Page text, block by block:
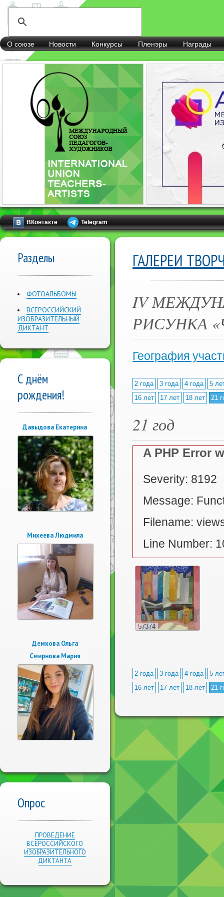
О союзе Новости Конкурсы Пленэры Награды
ВКонтакте Telegram
Разделы
ФОТОАЛЬБОМЫ
ВСЕРОССИЙСКИЙ
ИЗОБРАЗИТЕЛЬНЫЙ
ДИКТАНТ
С днём
рождения!
Давыдова Екатерина
Михеева Людмила
Демкова Ольга
Смирнова Мария
Опрос
ПРОВЕДЕНИЕ
ВСЕРОССИЙСКОГО
ИЗОБРАЗИТЕЛЬНОГО
ДИКТАНТА
ГАЛЕРЕИ
IV
РИСУНКА
География
2 года 3 года 4 года
5
16 лет
17 лет 18 лет 21
21 год
A PHP Error
Severity: 8192
Message:
Filename:
Line Number:
57374
2 года 3 года 4 года
5
16 лет
17 лет 18 лет 21